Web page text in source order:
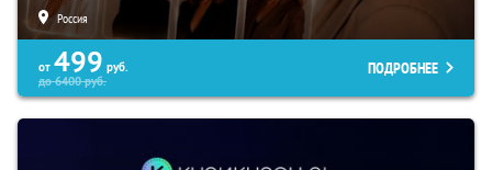
Россия
от 499 руб.
до6400руб.
ПОДРОБНЕЕ